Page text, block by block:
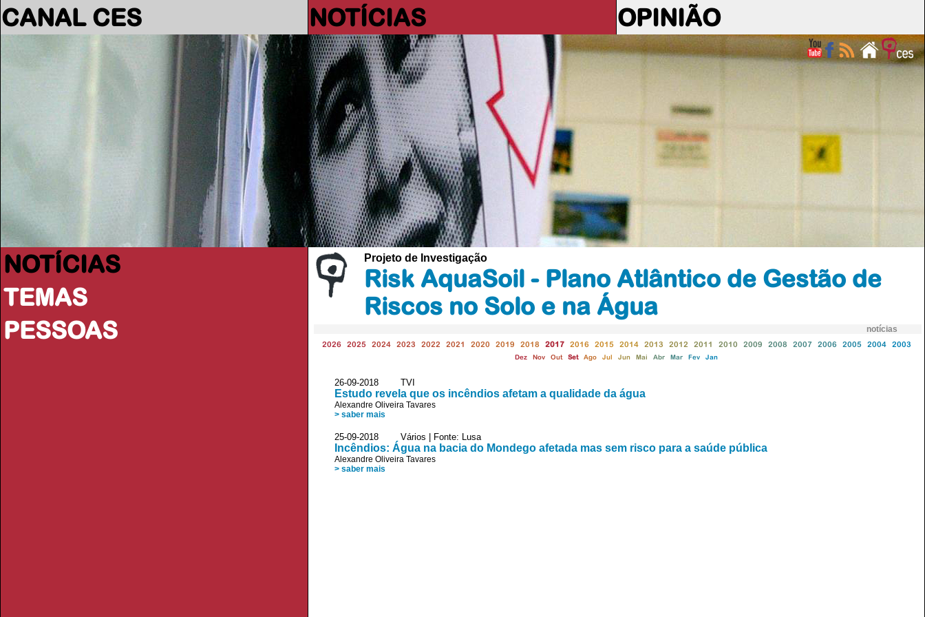
CANAL CES NOTÍCIAS OPINIÃO
NOTÍCIAS
TEMAS
PESSOAS
Projeto de Investigação
Risk AquaSoil - Plano Atlântico de Gestão de
Riscos no Solo e na Água
notícias
2026 2025 2024 2023 2022 2021 2020 2019 2018 2017 2016 2015 2014 2013 2012 2011 2010 2009 2008 2007 2006 2005 2004 2003
Dez Nov Out Set Ago Jul Jun Mai Abr Mar Fev Jan
26-09-2018 TVI
Estudo revela que os incêndios afetam a qualidade da água
Alexandre Oliveira Tavares
> saber mais
25-09-2018 Vários | Fonte: Lusa
Incêndios: Água na bacia do Mondego afetada mas sem risco para a saúde pública
Alexandre Oliveira Tavares
> saber mais